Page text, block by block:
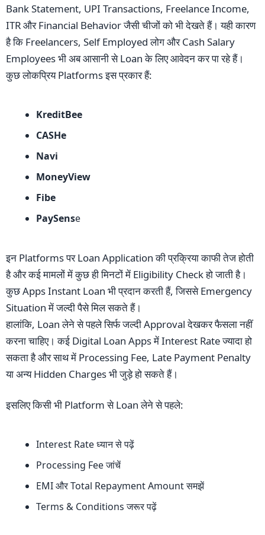
Bank Statement, UPI Transactions, Freelance Income,
ITR और Financial Behavior जैसी चीजों को भी देखते हैं। यही कारण
है कि Freelancers, Self Employed लोग और Cash Salary
Employees भी अब आसानी से Loan के लिए आवेदन कर पा रहे हैं।
कुछ लोकप्रिय Platforms इस प्रकार हैं:
KreditBee
CASHe
Navi
MoneyView
Fibe
PaySense
इन Platforms पर Loan Application की प्रक्रिया काफी तेज होती
है और कई मामलों में कुछ ही मिनटों में Eligibility Check हो जाती है।
कुछ Apps Instant Loan भी प्रदान करती हैं, जिससे Emergency
Situation में जल्दी पैसे मिल सकते हैं।
हालांकि, Loan लेने से पहले सिर्फ जल्दी Approval देखकर फैसला नहीं
करना चाहिए। कई Digital Loan Apps में Interest Rate ज्यादा हो
सकता है और साथ में Processing Fee, Late Payment Penalty
या अन्य Hidden Charges भी जुड़े हो सकते हैं।
इसलिए किसी भी Platform से Loan लेने से पहले:
Interest Rate ध्यान से पढ़ें
Processing Fee जांचें
EMI और Total Repayment Amount समझें
Terms & Conditions जरूर पढ़ें